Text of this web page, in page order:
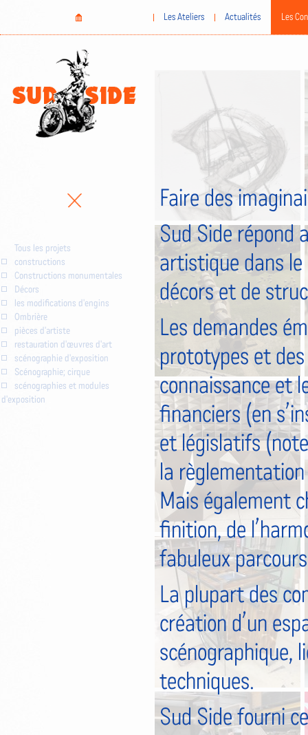
contenu
Home
Les Ateliers Actualités Les
Faire des
Sud Side répond
artistique dans le
décors et de
Les demandes
prototypes et
connaissance et
financiers (en
et législatifs
la
Mais également
finition, de
fabuleux
La plupart des
création d’un
scénographique,
techniques.
Sud Side fourni
Tous les projets
constructions
Constructions monumentales
Décors
les modifications d'engins
Ombrière
pièces d'artiste
restauration d'œuvres d'art
scénographie d'exposition
Scénographie; cirque
scénographies et modules
d'exposition